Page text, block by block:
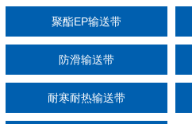
聚酯EP输送带
防滑输送带
耐寒耐热输送带